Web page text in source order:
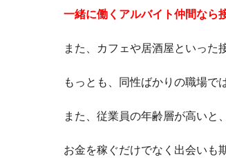
一緒に働くアルバイト仲間なら
また、カフェや居酒屋といった
もっとも、同性ばかりの職場で
また、従業員の年齢層が高いと
お金を稼ぐだけでなく出会いも